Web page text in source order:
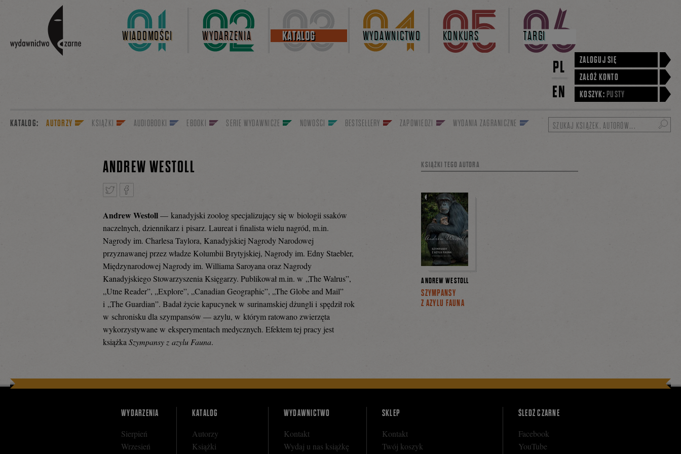
WIADOMOŚCI WYDARZENIA KATALOG WYDAWNICTWO KONKURS TARGI
PL
EN
ZALOGUJ SIĘ
ZAŁÓŻ KONTO
KOSZYK: PUSTY
KATALOG: AUTORZY KSIĄŻKI AUDIOBOOKI EBOOKI SERIE WYDAWNICZE NOWOŚCI BESTSELLERY ZAPOWIEDZI WYDANIA ZAGRANICZNE
ANDREW WESTOLL
TweetnijPodziel
się
na
Facebooku
Andrew Westoll— kanadyjski zoolog specjalizujący się w biologii ssaków
naczelnych, dziennikarz i pisarz. Laureat i finalista wielu nagród, m.in.
Nagrody im. Charlesa Taylora, Kanadyjskiej Nagrody Narodowej
przyznawanej przez władze Kolumbii Brytyjskiej, Nagrody im. Edny Staebler,
Międzynarodowej Nagrody im. Williama Saroyana oraz Nagrody
Kanadyjskiego Stowarzyszenia Księgarzy. Publikował m.in. w „The Walrus”,
„Utne Reader”, „Explore”, „Canadian Geographic”, „The Globe and Mail”
i „The Guardian”. Badał życie kapucynek w surinamskiej dżungli i spędził rok
w schronisku dla szympansów — azylu, w którym ratowano zwierzęta
wykorzystywane w eksperymentach medycznych. Efektem tej pracy jest
książka Szympansy z azylu Fauna.
KSIĄŻKI TEGO AUTORA
ANDREW WESTOLL
SZYMPANSY
Z AZYLU FAUNA
WYDARZENIA
Sierpień
Wrzesień
KATALOG
Autorzy
Książki
WYDAWNICTWO
Kontakt
Wydaj u nas książkę
SKLEP
Kontakt
Twój koszyk
ŚLEDŹ CZARNE
Facebook
YouTube